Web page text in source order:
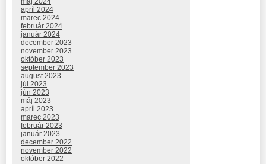
apríl 2024
marec 2024
február 2024
január 2024
december 2023
november 2023
október 2023
september 2023
august 2023
júl 2023
jún 2023
máj 2023
apríl 2023
marec 2023
február 2023
január 2023
december 2022
november 2022
október 2022